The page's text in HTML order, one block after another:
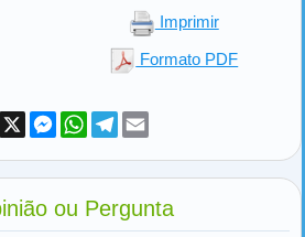
Imprimir
Formato PDF
X Messenger
WhatsApp
Telegram
ou Pergunta